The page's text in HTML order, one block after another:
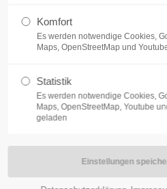
Allee 3
- 96 06 - 01
und Schulleitung
- 9606 - 24
schule.de
AN DER
Komfort
Es werden notwendige Cookies,
Maps, OpenStreetMap und
Statistik
Es werden notwendige Cookies,
Maps, OpenStreetMap, Youtube
geladen